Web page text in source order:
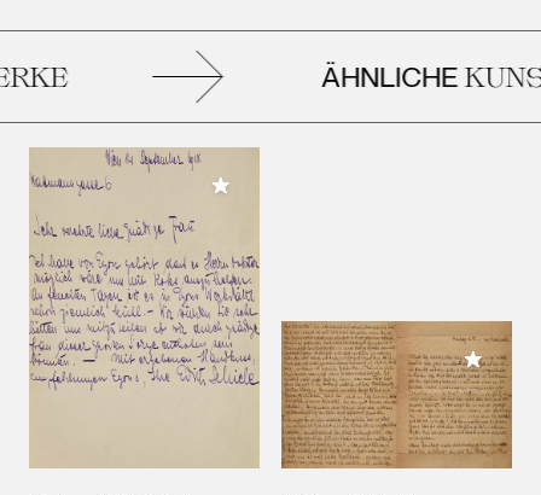
ÄHNLICHE
Meiner Sammlung hinzufügen
Meiner